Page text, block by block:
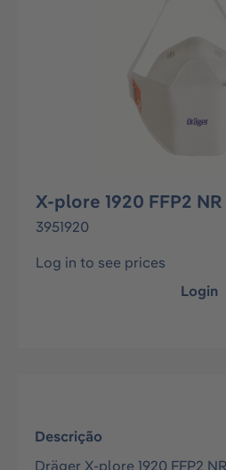
X-plore 1920 FFP2
3951920
Log in to see prices
Login
Descrição
Dräger X-plore 1920 FFP2